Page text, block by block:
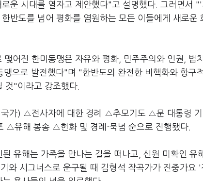
운 시대를 열자고 제안했다"고 설명했다. 그러면서
반도를 넘어 평화를 염원하는 모든 이들에게 새로운
어진 한미동맹은 자유와 평화, 민주주의와 인권, 법
맹으로 발전했다"며 "한반도의 완전한 비핵화와 항구
것"이라고 강조했다.
가) △전사자에 대한 경례 △추모기도 △문 대통령
△유해 봉송 △헌화 및 경례·묵념 순으로 진행됐다.
유해는 가족을 만나는 길을 떠나고, 신원 미확인 유
와 시그너스로 운구될 때 김형석 작곡가가 진중가요